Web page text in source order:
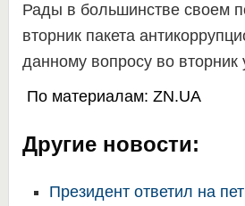
Рады в большинстве своем
вторник пакета
данному вопросу во
По материалам: ZN.UA
Другие новости:
Президент ответил на